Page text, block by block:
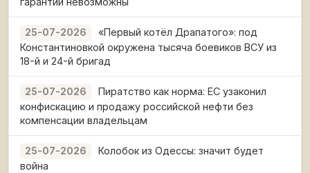
25-07-2026
«Первый котёл Драпатого»: под
Константиновкой окружена тысяча боевиков ВСУ из
18-й и 24-й бригад
25-07-2026
Пиратство как норма: ЕС узаконил
конфискацию и продажу российской нефти без
компенсации владельцам
25-07-2026
Колобок из Одессы: значит будет
война